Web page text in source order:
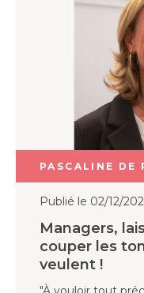
PASCALINE DE
Publié le 02/12/
Managers,
couper les
veulent !